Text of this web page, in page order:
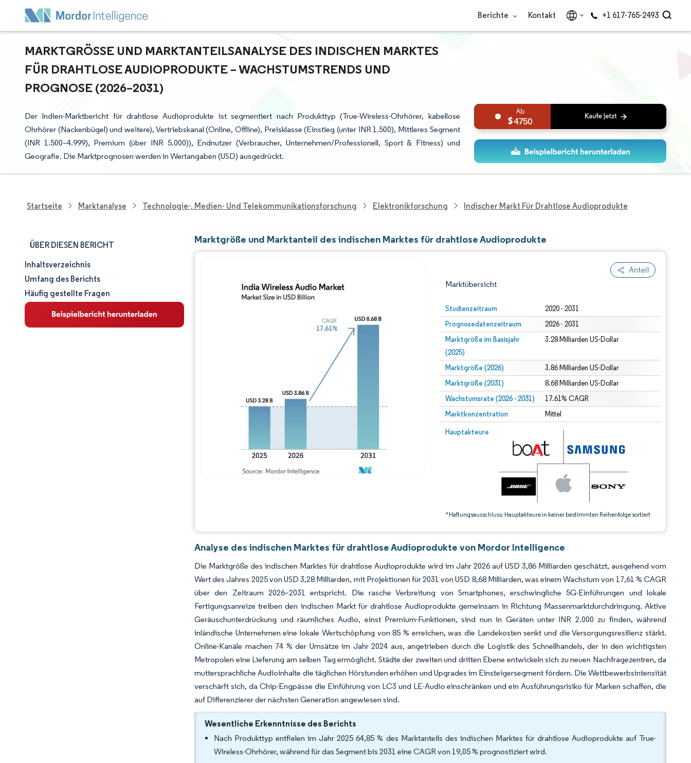
Berichte Kontakt +1 617-765-2493
MARKTGRÖSSE UND MARKTANTEILSANALYSE DES INDISCHEN MARKTES F
ÜR DRAHTLOSE AUDIOPRODUKTE – WACHSTUMSTRENDS UND P
ROGNOSE (2026–2031)
Der Indien-Marktbericht für drahtlose Audioprodukte ist segmentiert nach Produkttyp (True-Wireless-Ohrhörer, kabellose
Ohrhörer (Nackenbügel) und weitere), Vertriebskanal (Online, Offline), Preisklasse (Einstieg (unter INR 1.500), Mittleres Segment
(INR 1.500–4.999), Premium (über INR 5.000)), Endnutzer (Verbraucher, Unternehmen/Professionell, Sport & Fitness) und
Geografie. Die Marktprognosen werden in Wertangaben (USD) ausgedrückt.
4750
Startseite Marktanalyse Technologie-, Medien- Und Telekommunikationsforschung Elektronikforschung Indischer Markt Für Drahtlose Audioprodukte
ÜBER DIESEN BERICHT
Marktgröße und -anteil
Marktanalyse
Trends und Einblicke
Inhaltsverzeichnis
Umfang des Berichts
Häufig gestellte Fragen
Marktgröße und Marktanteil des indischen Marktes für drahtlose Audioprodukte
Anteil
Marktübersicht
Studienzeitraum 2020 - 2031
Prognosedatenzeitraum 2026 - 2031
Marktgröße im Basisjahr
(2025)
3.28 Milliarden US-Dollar
Marktgröße (2026) 3.86 Milliarden US-Dollar
Marktgröße (2031) 8.68 Milliarden US-Dollar
Wachstumsrate (2026 - 2031) 17.61% CAGR
Marktkonzentration Mittel
Hauptakteure
*Haftungsausschluss: Hauptakteure in keiner bestimmten Reihenfolge sortiert
Bild © Mordor Intelligence. Wiederverwendung erfordert Namensnennung gemäß CC BY 4.0.
Bild © Mordor Intelligence. Wiederverwendung erfordert Namensnennung gemäß CC BY 4.0.
Analyse des indischen Marktes für drahtlose Audioprodukte von Mordor Intelligence
Die Marktgröße des indischen Marktes für drahtlose Audioprodukte wird im Jahr 2026 auf USD 3,86 Milliarden geschätzt, ausgehend vom
Wert des Jahres 2025 von USD 3,28 Milliarden, mit Projektionen für 2031 von USD 8,68 Milliarden, was einem Wachstum von 17,61 % CAGR
über den Zeitraum 2026–2031 entspricht. Die rasche Verbreitung von Smartphones, erschwingliche 5G-Einführungen und lokale
Fertigungsanreize treiben den indischen Markt für drahtlose Audioprodukte gemeinsam in Richtung Massenmarktdurchdringung. Aktive
Geräuschunterdrückung und räumliches Audio, einst Premium-Funktionen, sind nun in Geräten unter INR 2.000 zu finden, während
inländische Unternehmen eine lokale Wertschöpfung von 85 % erreichen, was die Landekosten senkt und die Versorgungsresilienz stärkt.
Online-Kanäle machen 74 % der Umsätze im Jahr 2024 aus, angetrieben durch die Logistik des Schnellhandels, der in den wichtigsten
Metropolen eine Lieferung am selben Tag ermöglicht. Städte der zweiten und dritten Ebene entwickeln sich zu neuen Nachfragezentren, da
muttersprachliche Audioinhalte die täglichen Hörstunden erhöhen und Upgrades im Einsteigersegment fördern. Die Wettbewerbsintensität
verschärft sich, da Chip-Engpässe die Einführung von LC3 und LE-Audio einschränken und ein Ausführungsrisiko für Marken schaffen, die
auf Differenzierer der nächsten Generation angewiesen sind.
Wesentliche Erkenntnisse des Berichts
Nach Produkttyp entfielen im Jahr 2025 64,85 % des Marktanteils des indischen Marktes für drahtlose Audioprodukte auf True-
Wireless-Ohrhörer, während für das Segment bis 2031 eine CAGR von 19,05 % prognostiziert wird.